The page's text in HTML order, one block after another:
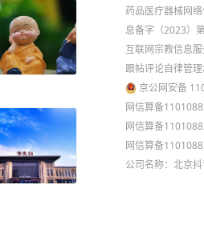
药品医疗器械网
息备字（2023）
互联网宗教信息
跟帖评论自律管
京公网安备
网信算备
网信算备
网信算备
公司名称：北京